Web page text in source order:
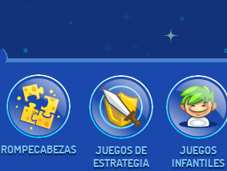
ROMPECABEZAS
JUEGOS DE
ESTRATEGIA
JUEGOS
INFANTILES